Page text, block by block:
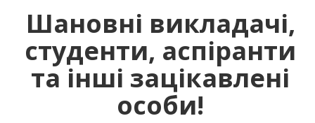
Шановні викладачі,
студенти, аспіранти
та інші зацікавлені
особи!